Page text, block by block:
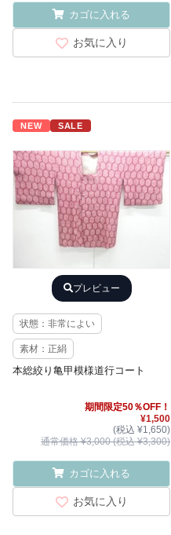
カゴに入れる
お気に入り
NEW SALE
プレビュー
状態：非常によい
素材：正絹
本総絞り亀甲模様道行コート
期間限定50％OFF！
¥1,500
(税込 ¥1,650)
通常価格 ¥3,000 (税込 ¥3,300)
カゴに入れる
お気に入り